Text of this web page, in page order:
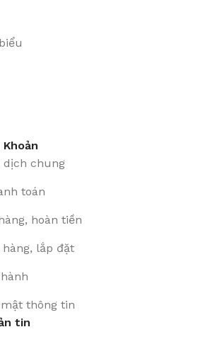
dịch chung
toán
hoàn tiền
lắp đặt
thông tin
tin